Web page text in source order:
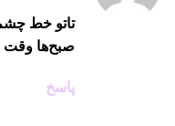
تاتو خط
صبح‌ها وقت
پاسخ